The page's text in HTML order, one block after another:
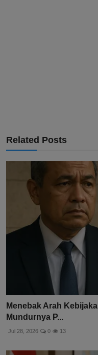
Related Posts
Menebak Arah
Mundurnya P...
Jul 28, 2026 0 13